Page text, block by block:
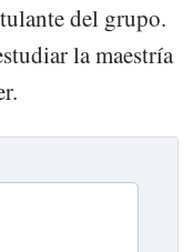
del grupo.
la maestría